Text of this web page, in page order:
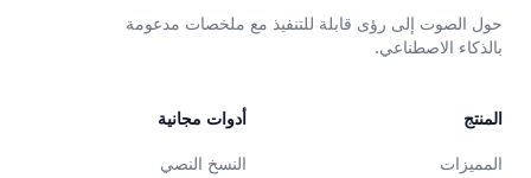
حول الصوت إلى رؤى قابلة للتنفيذ مع ملخصات مدعومة
بالذكاء الاصطناعي.
المنتج
المميزات
أدوات مجانية
النسخ النصي